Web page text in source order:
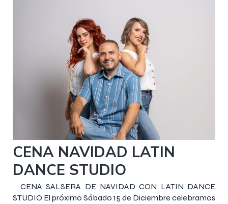
CENA NAVIDAD LATIN
DANCE STUDIO
CENA SALSERA DE NAVIDAD CON LATIN DANCE
STUDIO El próximo Sábado 15 de Diciembre celebramos